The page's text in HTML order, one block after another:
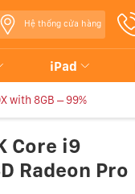
Hệ thống cửa hàng
iPad
with 8GB – 99%
Core i9
Radeon Pro